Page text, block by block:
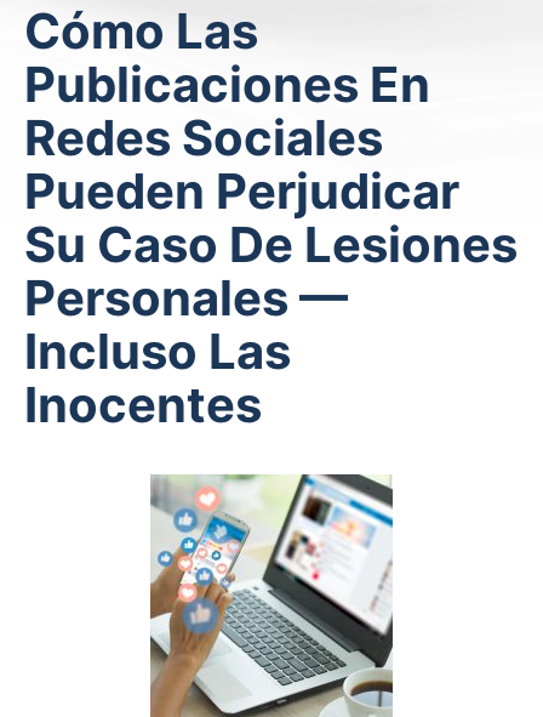
Cómo Las
Publicaciones En
Redes Sociales
Pueden Perjudicar
Su Caso De Lesiones
Personales —
Incluso Las
Inocentes